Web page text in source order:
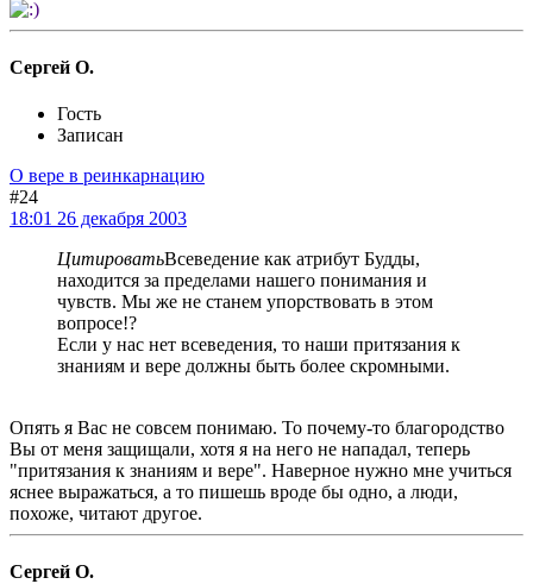
Сергей О.
Гость
Записан
О вере в реинкарнацию
#24
18:01 26 декабря 2003
ЦитироватьВсеведение как атрибут Будды,
находится за пределами нашего понимания и
чувств. Мы же не станем упорствовать в этом
вопросе!?
Если у нас нет всеведения, то наши притязания к
знаниям и вере должны быть более скромными.
Опять я Вас не совсем понимаю. То почему-то благородство
Вы от меня защищали, хотя я на него не нападал, теперь
"притязания к знаниям и вере". Наверное нужно мне учиться
яснее выражаться, а то пишешь вроде бы одно, а люди,
похоже, читают другое.
Сергей О.